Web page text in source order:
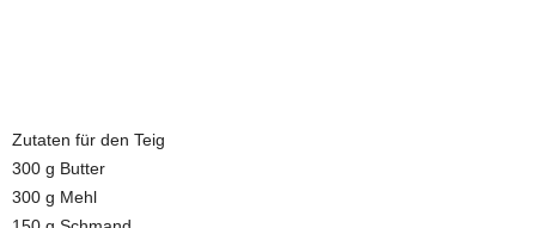
Zutaten für den Teig
300 g Butter
300 g Mehl